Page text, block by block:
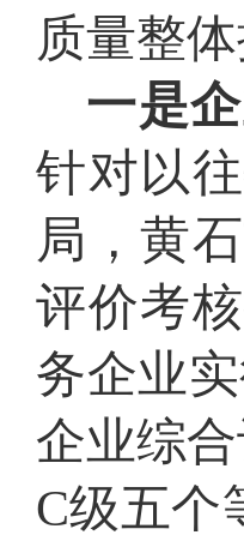
质量整
一是
针对以
局，黄
评价考
务企业
企业综
C级五个